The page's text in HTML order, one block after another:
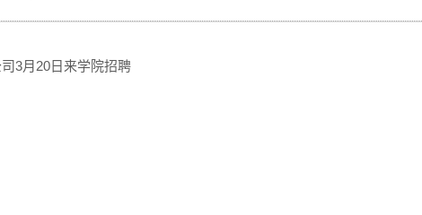
3月20日来学院招聘